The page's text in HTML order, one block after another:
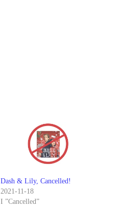
Dash & Lily, Cancelled!
2021-11-18
I ”Cancelled”